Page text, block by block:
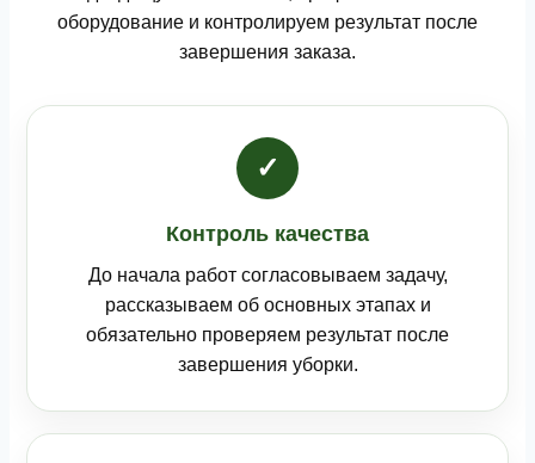
оборудование и контролируем результат после
завершения заказа.
✓
Контроль качества
До начала работ согласовываем задачу,
рассказываем об основных этапах и
обязательно проверяем результат после
завершения уборки.